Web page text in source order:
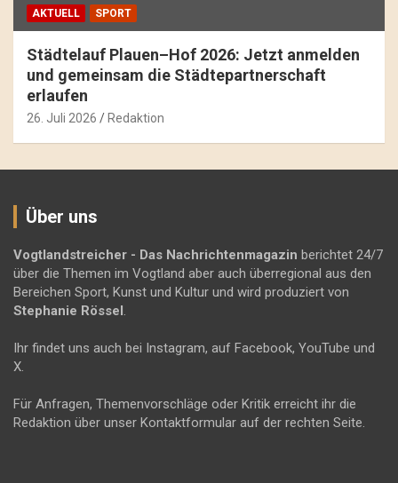
AKTUELL SPORT
Städtelauf Plauen–Hof 2026: Jetzt anmelden
und gemeinsam die Städtepartnerschaft
erlaufen
26. Juli 2026 Redaktion
Über uns
Vogtlandstreicher - Das Nachrichtenmagazin berichtet 24/7
über die Themen im Vogtland aber auch überregional aus den
Bereichen Sport, Kunst und Kultur und wird produziert von
Stephanie Rössel .
Ihr findet uns auch bei Instagram, auf Facebook, YouTube und
X.
Für Anfragen, Themenvorschläge oder Kritik erreicht ihr die
Redaktion über unser Kontaktformular auf der rechten Seite.